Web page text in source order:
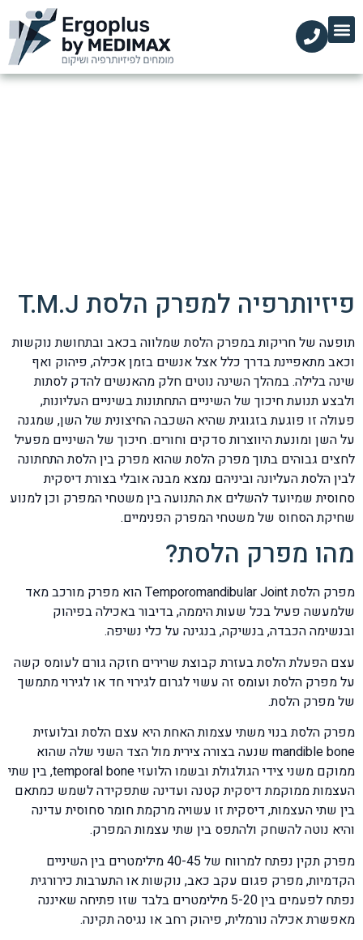
פיזיותרפיה למפרק הלסת T.M.J
תופעה של חריקות במפרק הלסת שמלווה בכאב ובתחושת נוקשות
וכאב מתאפיינת בדרך כלל אצל אנשים בזמן אכילה, פיהוק ואף
שינה בלילה. במהלך השינה נוטים חלק מהאנשים להדק לסתות
ולבצע תנועת חיכוך של השיניים התחתונות בשיניים העליונות,
פעולה זו פוגעת בזגוגית שהיא השכבה החיצונית של השן, שמגנה
על השן ומונעת היווצרות סדקים וחורים. חיכוך של השיניים מפעיל
לחצים גבוהים בתוך מפרק הלסת שהוא מפרק בין הלסת התחתונה
לבין הלסת העליונה וביניהם נמצא מבנה אובלי בצורת דיסקית
סחוסית שמיועד להשלים את התנועה בין משטחי המפרק וכן למנוע
שחיקת הסחוס של משטחי המפרק הפנימיים.
מהו מפרק הלסת?
מפרק הלסת Temporomandibular Joint הוא מפרק מורכב מאד
שלמעשה פעיל בכל שעות היממה, בדיבור באכילה בפיהוק
ובנשימה הכבדה, בנשיקה, בנגינה על כלי נשיפה.
עצם הפעלת הלסת בעזרת קבוצת שרירים חזקה גורם לעומס קשה
על מפרק הלסת ועומס זה עשוי לגרום לגירוי חד או לגירוי מתמשך
של מפרק הלסת.
מפרק הלסת בנוי משתי עצמות האחת היא עצם הלסת ובלועזית
mandible bone שנעה בצורה צירית מול הצד השני שלה שהוא
ממוקם משני צידי הגולגולת ובשמו הלועזי temporal bone, בין שתי
העצמות ממוקמת דיסקית קטנה ועדינה שתפקידה לשמש כמתאם
בין שתי העצמות, דיסקית זו עשויה מרקמת חומר סחוסית עדינה
והיא נוטה להשחק ולהתפס בין שתי עצמות המפרק.
מפרק תקין נפתח למרווח של 40-45 מילימטרים בין השיניים
הקדמיות, מפרק פגום עקב כאב, נוקשות או התערבות כירורגית
נפתח לפעמים בין 5-20 מילימטרים בלבד שזו פתיחה שאיננה
מאפשרת אכילה נורמלית, פיהוק רחב או נגיסה תקינה.